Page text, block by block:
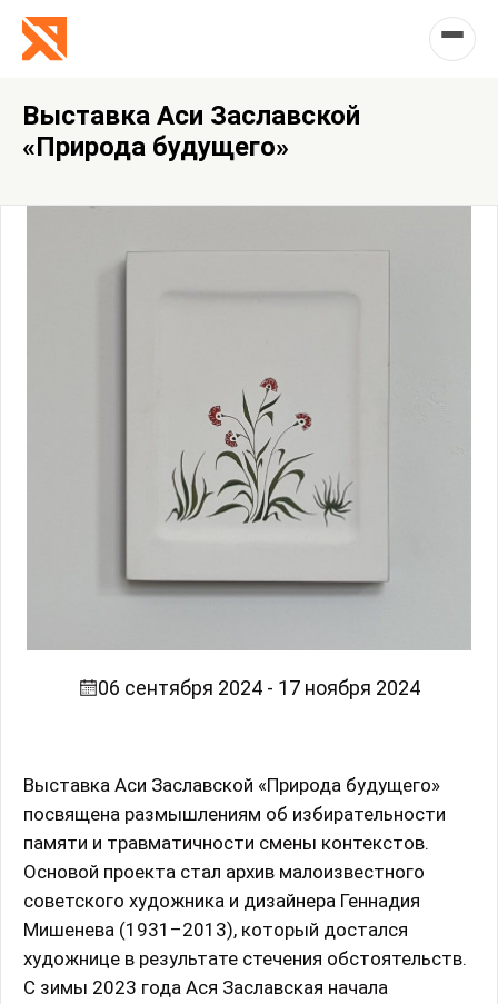
Выставка Аси Заславской
«Природа будущего»
06 сентября 2024 - 17 ноября 2024
Выставка Аси Заславской «Природа будущего»
посвящена размышлениям об избирательности
памяти и травматичности смены контекстов.
Основой проекта стал архив малоизвестного
советского художника и дизайнера Геннадия
Мишенева (1931–2013), который достался
художнице в результате стечения обстоятельств.
С зимы 2023 года Ася Заславская начала